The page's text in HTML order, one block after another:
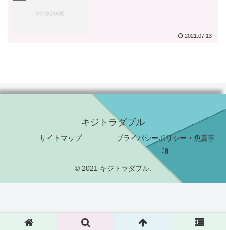
2021.07.13
キジトラダブル
サイトマップ
プライバシーポリシー・免責事
項
© 2021 キジトラダブル.